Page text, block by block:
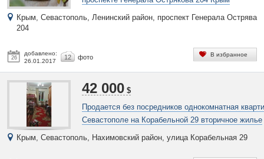
26
добавлено:
26.01.2017
12 фото
Крым, Севастополь, Ленинский район, проспект Генерала Острява
204
В избранное
42 000 $
Продается без посредников однокомнатная
Севастополе на Корабельной 29 вторичное жилье
Крым, Севастополь, Нахимовский район, улица Корабельная 29